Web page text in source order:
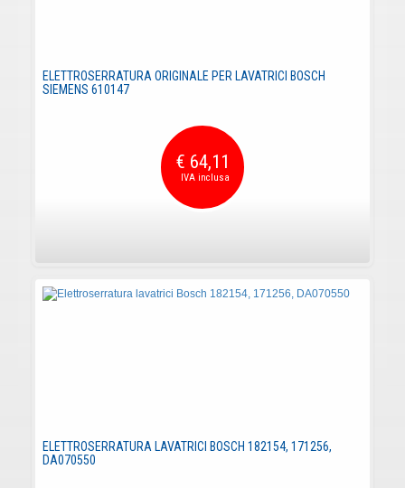
ELETTROSERRATURA ORIGINALE PER LAVATRICI BOSCH
SIEMENS 610147
€ 64,11
ELETTROSERRATURA LAVATRICI BOSCH 182154, 171256,
DA070550